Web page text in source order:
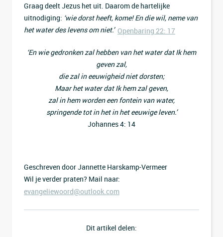
Graag deelt Jezus het uit. Daarom de hartelijke
uitnodiging: ‘wie dorst heeft, kome! En die wil, neme van
het water des levens om niet.’ Openbaring 22: 17
‘En wie gedronken zal hebben van het water dat Ik hem
geven zal,
die zal in eeuwigheid niet dorsten;
Maar het water dat Ik hem zal geven,
zal in hem worden een fontein van water,
springende tot in het in het eeuwige leven.’
Johannes 4: 14
Geschreven door Jannette Harskamp-Vermeer
Wil je verder praten? Mail naar:
evangeliewoord@outlook.com
Dit artikel delen: